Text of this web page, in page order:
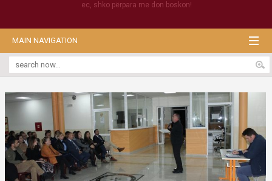
ec, shko përpara me don boskon!
MAIN NAVIGATION